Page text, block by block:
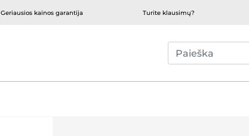
Geriausios kainos garantija Turite klausimų?